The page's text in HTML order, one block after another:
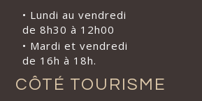
• Lundi au vendredi
de 8h30 à 12h00
• Mardi et vendredi
de 16h à 18h.
CÔTÉ TOURISME